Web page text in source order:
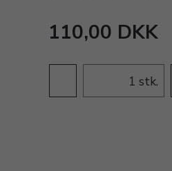
110,00 DKK
stk.